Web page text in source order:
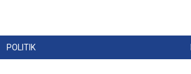
POLITIK